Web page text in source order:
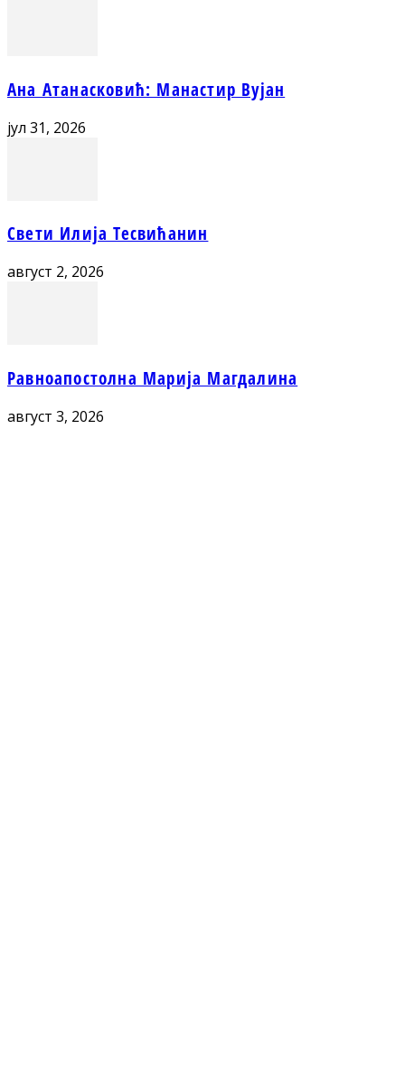
Ана Атанасковић: Манастир Вујан
јул 31, 2026
Свети Илија Тесвићанин
август 2, 2026
Равноапостолна Марија Магдалина
август 3, 2026